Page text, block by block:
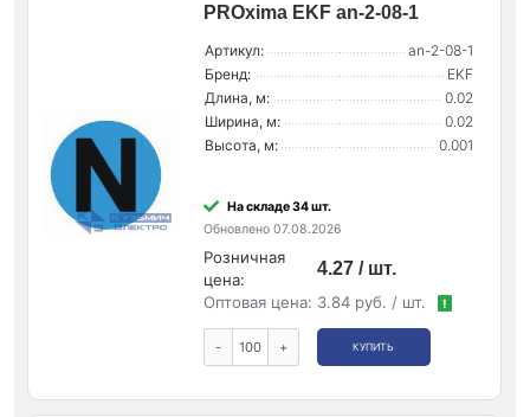
PROxima EKF an-2-08-1
Артикул:
an-2-08-1
Бренд:
EKF
Длина, м:
0.02
Ширина, м:
0.02
Высота, м:
0.001
На складе 34 шт.
Обновлено 07.08.2026
Розничная
цена:
4.27 / шт.
Оптовая цена: 3.84 руб. / шт. !
- + КУПИТЬ